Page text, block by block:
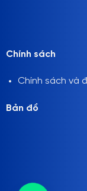
Chính sách
Chính sách và
Bản đồ